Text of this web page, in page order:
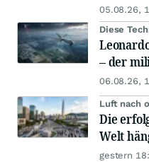
05.08.26,
Diese
– der
06.08.26,
Luft nach
Die
Welt
gestern